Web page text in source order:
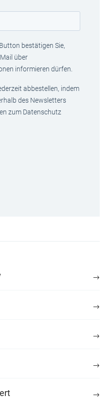
bestätigen Sie,
über
informieren dürfen.
abbestellen, indem
des Newsletters
zum Datenschutz